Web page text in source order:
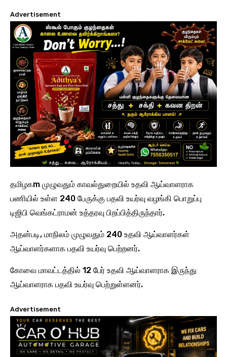
Advertisement
தமிழகm முழுவதும் காவல்துறையில் உதவி ஆய்வாளராக
பணியில் உள்ள 240 பேருக்கு பதவி உயர்வு வழங்கி பொறுப்பு
டிஜிபி வெங்கட்ராமன் உத்தரவு பிறப்பித்திருந்தார்.
அதன்படி, மாநிலம் முழுவதும் 240 உதவி ஆய்வாளர்கள்
ஆய்வாளர்களாக பதவி உயர்வு பெற்றனர்.
கோவை மாவட்டத்தில் 12 பேர் உதவி ஆய்வாளராக இருந்து
ஆய்வாளராக பதவி உயர்வு பெற்றுள்ளனர்.
Advertisement